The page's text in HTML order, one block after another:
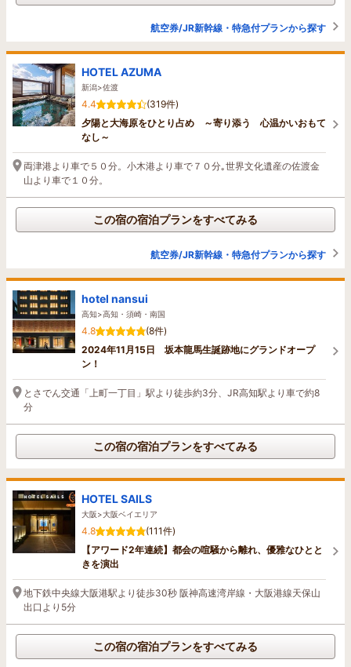
航空券/JR新幹線・特急付プランから探す
HOTEL AZUMA
新潟>佐渡
4.4
(319件)
夕陽と大海原をひとり占め ～寄り添う 心温かいおもて
なし～
両津港より車で５０分。小木港より車で７０分｡世界文化遺産の佐渡金
山より車で１０分。
この宿の宿泊プランをすべてみる
航空券/JR新幹線・特急付プランから探す
hotel nansui
高知>高知・須崎・南国
4.8
(8件)
2024年11月15日 坂本龍馬生誕跡地にグランドオープ
ン！
とさでん交通「上町一丁目」駅より徒歩約3分、JR高知駅より車で約8
分
この宿の宿泊プランをすべてみる
HOTEL SAILS
大阪>大阪ベイエリア
4.8
(111件)
【アワード2年連続】都会の喧騒から離れ、優雅なひとと
きを演出
地下鉄中央線大阪港駅より徒歩30秒 阪神高速湾岸線・大阪港線天保山
出口より5分
この宿の宿泊プランをすべてみる